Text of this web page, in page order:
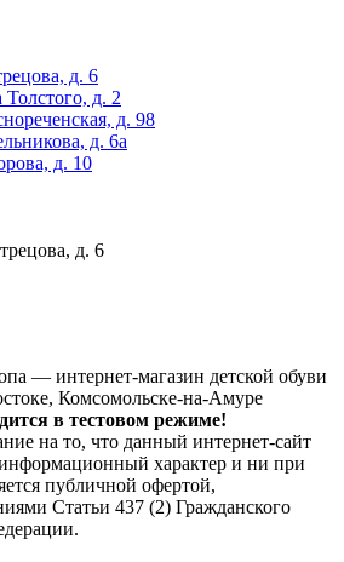
д. 6
Толстого, д. 2
д. 98
д. 6а
д. 10
д. 6
— интернет-магазин детской обуви
Комсомольске-на-Амуре
в тестовом режиме!
на то, что данный интернет-сайт
характер и ни при
публичной офертой,
Статьи 437 (2) Гражданского